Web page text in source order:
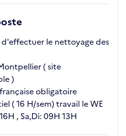
d'effectuer le nettoyage des
( site
)
obligatoire
( 16 H/sem) travail le WE
, Sa,Di: 09H 13H